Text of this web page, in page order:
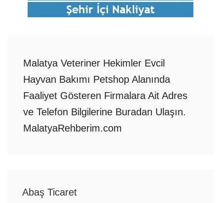
Malatya Veteriner Hekimler Evcil
Hayvan Bakımı Petshop Alanında
Faaliyet Gösteren Firmalara Ait Adres
ve Telefon Bilgilerine Buradan Ulaşın.
MalatyaRehberim.com
Abaş Ticaret